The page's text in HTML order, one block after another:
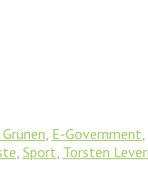
E-Government
Sport Torsten